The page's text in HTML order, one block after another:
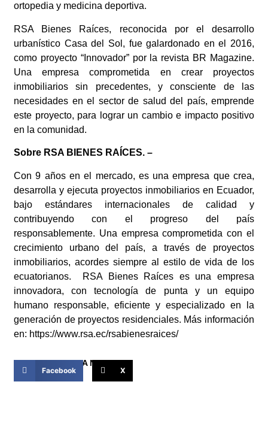
ortopedia y medicina deportiva.
RSA Bienes Raíces, reconocida por el desarrollo
urbanístico Casa del Sol, fue galardonado en el 2016,
como proyecto “Innovador” por la revista BR Magazine.
Una empresa comprometida en crear proyectos
inmobiliarios sin precedentes, y consciente de las
necesidades en el sector de salud del país, emprende
este proyecto, para lograr un cambio e impacto positivo
en la comunidad.
Sobre RSA BIENES RAÍCES. –
Con 9 años en el mercado, es una empresa que crea,
desarrolla y ejecuta proyectos inmobiliarios en Ecuador,
bajo estándares internacionales de calidad y
contribuyendo con el progreso del país
responsablemente. Una empresa comprometida con el
crecimiento urbano del país, a través de proyectos
inmobiliarios, acordes siempre al estilo de vida de los
ecuatorianos. RSA Bienes Raíces es una empresa
innovadora, con tecnología de punta y un equipo
humano responsable, eficiente y especializado en la
generación de proyectos residenciales. Más información
en: https://www.rsa.ec/rsabienesraices/
COMPARTIR ESTA NOTICIA
Facebook X